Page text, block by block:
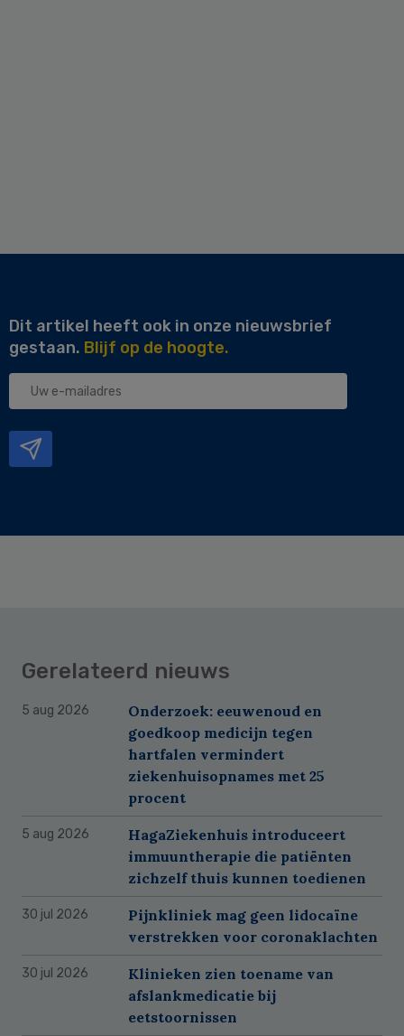
Dit artikel heeft ook in onze nieuwsbrief
gestaan. Blijf op de hoogte.
Uw
Gerelateerd nieuws
5 aug 2026
Onderzoek: eeuwenoud en
goedkoop medicijn tegen
hartfalen vermindert
ziekenhuisopnames met 25
procent
5 aug 2026
HagaZiekenhuis introduceert
immuuntherapie die patiënten
zichzelf thuis kunnen toedienen
30 jul 2026
Pijnkliniek mag geen lidocaïne
verstrekken voor coronaklachten
30 jul 2026
Klinieken zien toename van
afslankmedicatie bij
eetstoornissen